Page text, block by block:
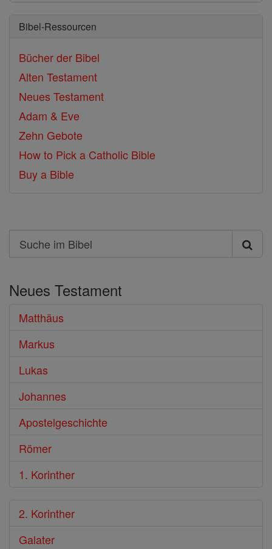
Bibel-Ressourcen
Bücher der Bibel
Alten Testament
Neues Testament
Adam & Eve
Zehn Gebote
How to Pick a Catholic Bible
Buy a Bible
Search
Suche
Bibel
Neues Testament
Matthäus
Markus
Lukas
Johannes
Apostelgeschichte
Römer
1. Korinther
2. Korinther
Galater